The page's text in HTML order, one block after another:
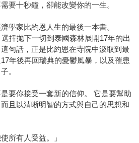
經長銷三年，獲獎連連，去年在韓
許多人說，掩卷後放聲大哭，同時
不是一本悲傷的書，而是一本安慰
想要放在床頭，感覺焦慮時就隨手
執行長身為出版人對於好書的熱切
完書的同事們，開始用「我可能錯
真的錯了」作為工作溝通時的開場
會心一笑，同時也深刻體會到，本
的溝通課題，有了這句話所帶來的
要十秒鐘，卻能改變你的一生。
學家比約恩人生的最後一本書。
擇拋下一切到泰國森林展開17年的出
句話，正是比約恩在寺院中汲取到最
年後再回瑞典的憂鬱風暴，以及罹患
。
要你接受一套新的信仰。 它是要幫助
且以清晰明智的方式與自己的思想和
所有人受益。」